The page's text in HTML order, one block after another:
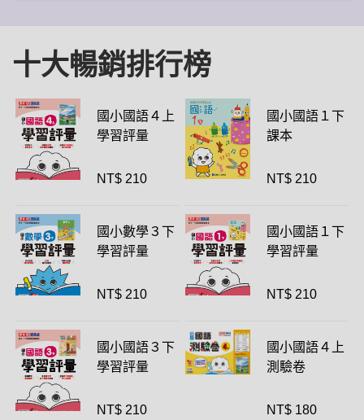
十大暢銷排行榜
國小國語４上
學習評量
NT$ 210
國小國語１下
課本
NT$ 210
國小數學３下
學習評量
NT$ 210
國小國語１下
學習評量
NT$ 210
國小國語３下
學習評量
NT$ 210
國小國語４上
測驗卷
NT$ 180